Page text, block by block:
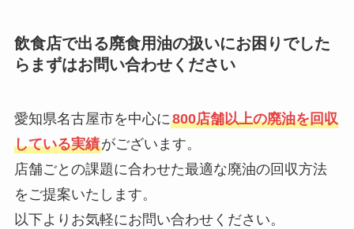
飲食店で出る廃食用油の扱いにお困りでした
らまずはお問い合わせください
愛知県名古屋市を中心に800店舗以上の廃油を回収
している実績がございます。
店舗ごとの課題に合わせた最適な廃油の回収方法
をご提案いたします。
以下よりお気軽にお問い合わせください。